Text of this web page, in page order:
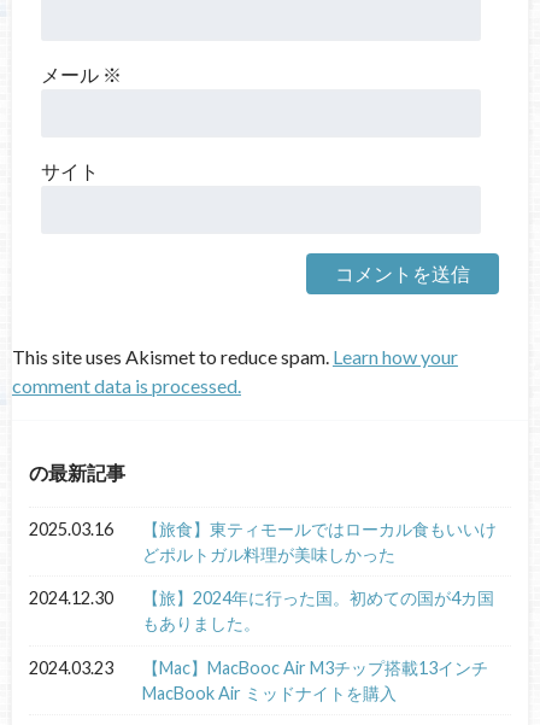
メール ※
サイト
This site uses Akismet to reduce spam. Learn how your
comment data is processed.
の最新記事
2025.03.16
【旅食】東ティモールではローカル食もいいけ
どポルトガル料理が美味しかった
2024.12.30
【旅】2024年に行った国。初めての国が4カ国
もありました。
2024.03.23
【Mac】MacBooc Air M3チップ搭載13インチ
MacBook Air ミッドナイトを購入